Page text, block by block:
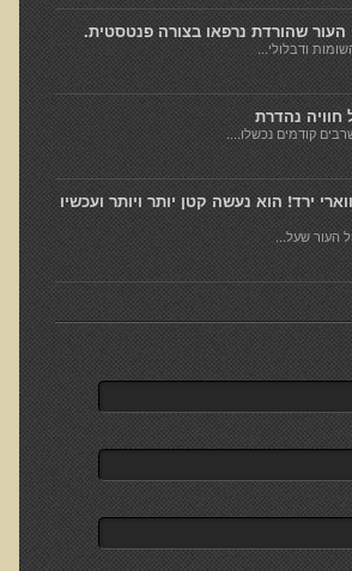
במוח בריא
או מניעה
מתכות רעילות
של חילוף חומרים
חומרים
והטיפול בבעיות של חילוף חומרים
האלקטרומגנטיים
ומערכת התריס
העור שהורדת נרפאו בצורה פנטסטית.
ודבלולי...
חוויה נהדרת
קודמים נכשלו....
ירד! הוא נעשה קטן יותר ויותר ועכשיו
העור שעל...